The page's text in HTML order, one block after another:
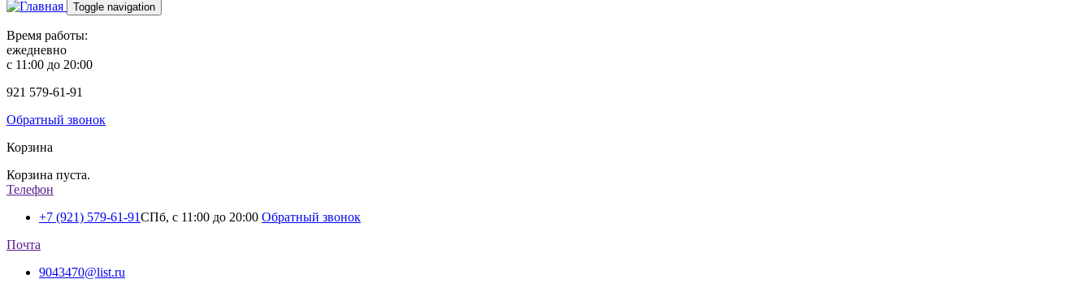
Toggle navigation
Время работы:
ежедневно
с 11:00 до 20:00
921 579-61-91
Обратный звонок
Корзина
Корзина пуста.
Телефон
+7 (921) 579-61-91СПб, с 11:00 до 20:00 Обратный звонок
Почта
9043470@list.ru